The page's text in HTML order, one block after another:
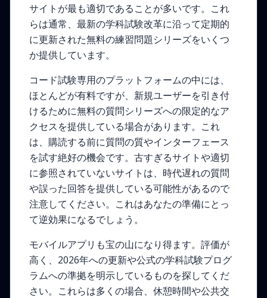
サイトが最も適切であることが多いです。これ
らは通常、最新の学科試験改革に沿って定期的
に更新された無料の練習問題シリーズをいくつ
か提供しています。
コード試験専用のプラットフォームの中には、
ほとんどが有料ですが、新規ユーザーを引き付
けるために無料の質問シリーズへの限定的なア
クセスを提供している場合があります。これ
は、購読する前に質問の質やインターフェース
を試す絶好の機会です。古すぎるサイトや適切
に参照されていないサイトは、時代遅れの質問
や誤った回答を提供している可能性があるので
注意してください。これはあなたの準備にとっ
て逆効果になるでしょう。
モバイルアプリも宝の山になり得ます。評価が
高く、2026年への更新や公式の学科試験プログ
ラムへの準拠を明示しているものを探してくだ
さい。これらは多くの場合、休憩時間や公共交